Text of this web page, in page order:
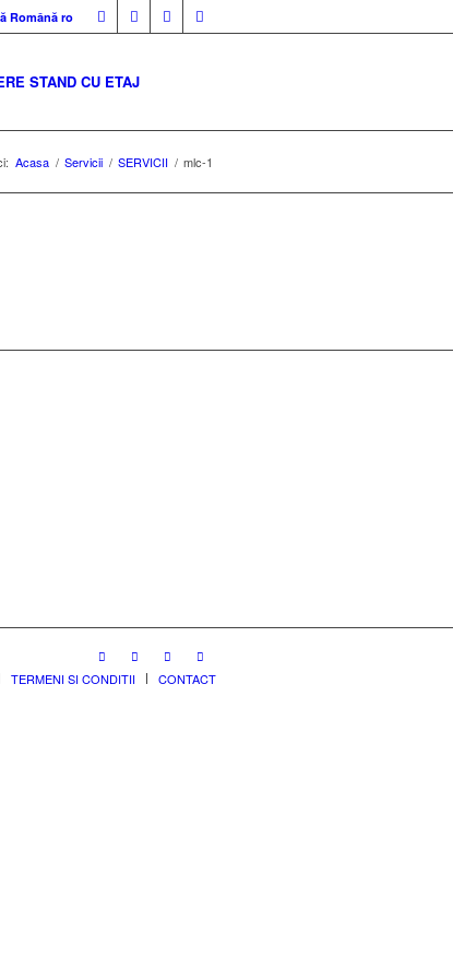
Română ro
STAND CU ETAJ
Acasa / Servicii / SERVICII / mlc-1
TERMENI SI CONDITII CONTACT